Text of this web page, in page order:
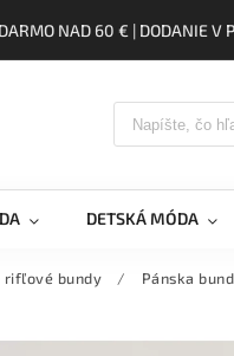
NAD 60 € | DODANIE V
DETSKÁ MÓDA
rifľové bundy / Pánska